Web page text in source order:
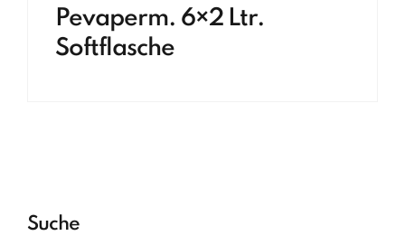
Pevaperm. 6×2 Ltr.
Softflasche
Suche